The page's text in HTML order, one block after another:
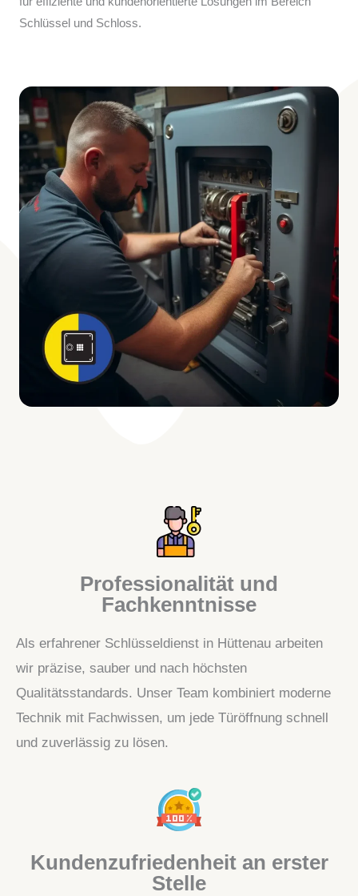
Schlüssel und Schloss.
Professionalität und
Fachkenntnisse
Als erfahrener Schlüsseldienst in Hüttenau arbeiten
wir präzise, sauber und nach höchsten
Qualitätsstandards. Unser Team kombiniert moderne
Technik mit Fachwissen, um jede Türöffnung schnell
und zuverlässig zu lösen.
Kundenzufriedenheit an erster
Stelle